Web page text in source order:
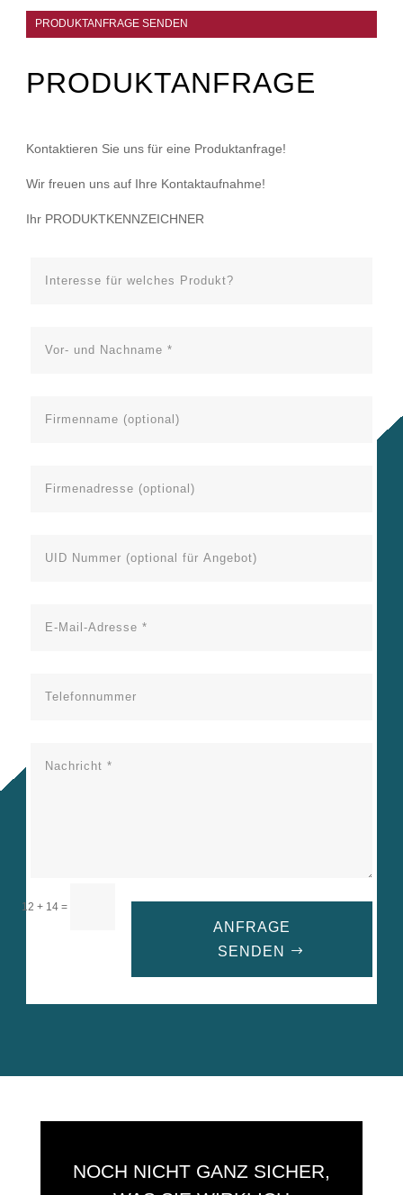
PRODUKTANFRAGE SENDEN
PRODUKTANFRAGE
Kontaktieren Sie uns für eine Produktanfrage!
Wir freuen uns auf Ihre Kontaktaufnahme!
Ihr PRODUKTKENNZEICHNER
12 + 14=
ANFRAGE
SENDEN
NOCH NICHT GANZ SICHER,